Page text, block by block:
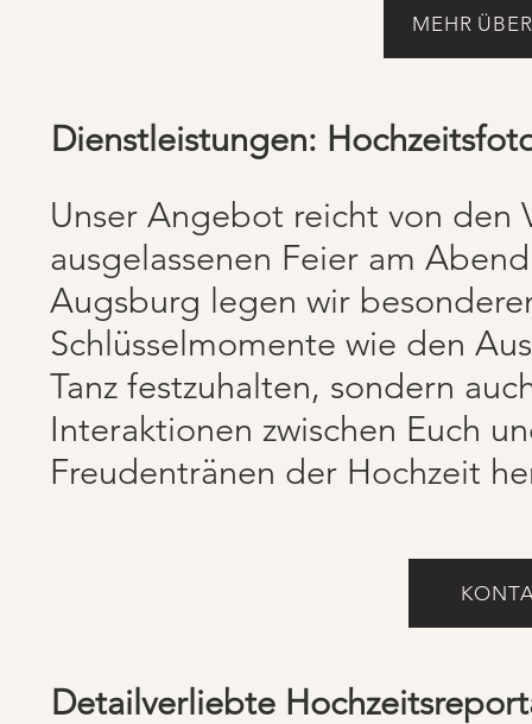
MEHR
Dienstleistungen:
Unser Angebot reicht von den
ausgelassenen Feier am
Augsburg legen wir
Schlüsselmomente wie den
Tanz festzuhalten, sondern
Interaktionen zwischen Euch
Freudentränen der Hochzeit
Detailverliebte